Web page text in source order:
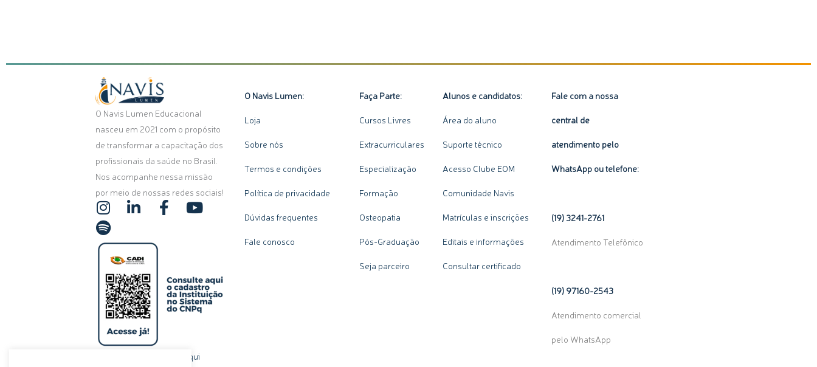
O Navis Lumen Educacional
nasceu em 2021 com o propósito
de transformar a capacitação dos
profissionais da saúde no Brasil.
Nos acompanhe nessa missão
por meio de nossas redes sociais!
I
n
s
g
r
a
m
L
n
k
e
d
i
n
-
i
F
a
o
o
k
Y
b
e
S
p
o
f
y
clique aqui
O Navis Lumen:
Loja
Sobre nós
Termos e condições
Política de privacidade
Dúvidas frequentes
Fale conosco
Faça Parte:
Cursos Livres
Extracurriculares
Especialização
Formação
Osteopatia
Pós-Graduação
Seja parceiro
Alunos e candidatos:
Área do aluno
Suporte técnico
Acesso Clube EOM
Comunidade Navis
Matrículas e inscrições
Editais e informações
Consultar certificado
Fale com a nossa
central de
atendimento pelo
WhatsApp ou telefone:
(19) 3241-2761
Atendimento Telefônico
(19) 97160-2543
Atendimento comercial
pelo WhatsApp